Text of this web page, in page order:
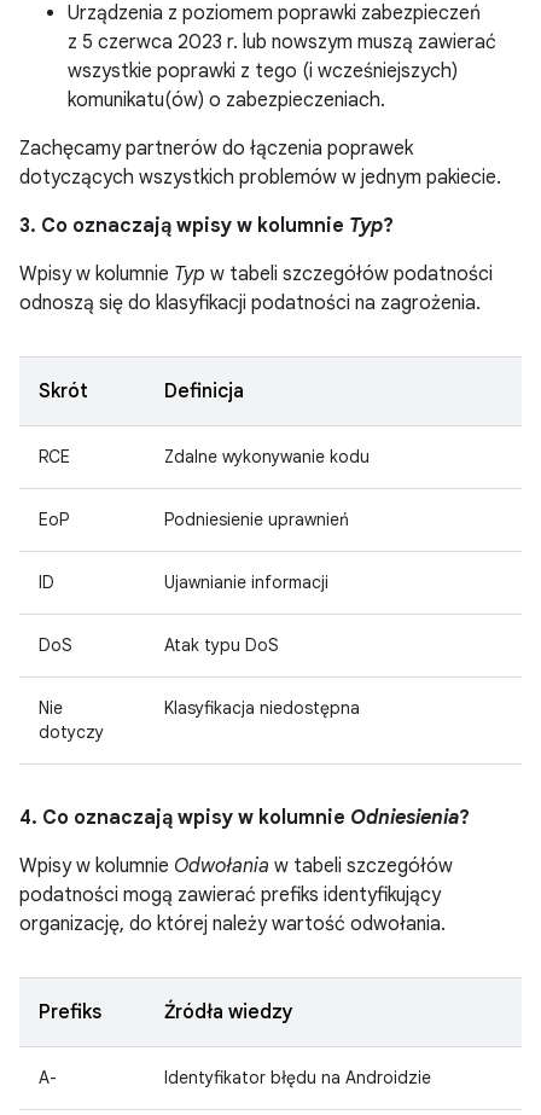
Urządzenia z poziomem poprawki zabezpieczeń
z 5 czerwca 2023 r. lub nowszym muszą zawierać
wszystkie poprawki z tego (i wcześniejszych)
komunikatu(ów) o zabezpieczeniach.
Zachęcamy partnerów do łączenia poprawek
dotyczących wszystkich problemów w jednym pakiecie.
3. Co oznaczają wpisy w kolumnie Typ?
Wpisy w kolumnie Typ w tabeli szczegółów podatności
odnoszą się do klasyfikacji podatności na zagrożenia.
Skrót Definicja
RCE Zdalne wykonywanie kodu
EoP Podniesienie uprawnień
ID Ujawnianie informacji
DoS Atak typu DoS
Nie
dotyczy
Klasyfikacja niedostępna
4. Co oznaczają wpisy w kolumnie Odniesienia?
Wpisy w kolumnie Odwołania w tabeli szczegółów
podatności mogą zawierać prefiks identyfikujący
organizację, do której należy wartość odwołania.
Prefiks Źródła wiedzy
A- Identyfikator błędu na Androidzie